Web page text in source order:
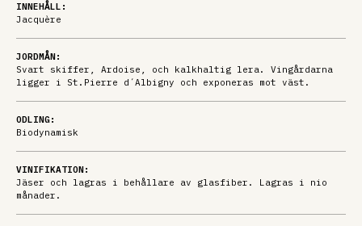
INNEHÅLL:
Jacquère
JORDMÅN:
Svart skiffer, Ardoise, och kalkhaltig lera. Vingårdarna
ligger i St.Pierre d´Albigny och exponeras mot väst.
ODLING:
Biodynamisk
VINIFIKATION:
Jäser och lagras i behållare av glasfiber. Lagras i nio
månader.